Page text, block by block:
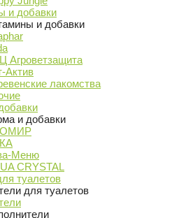
и добавки
и добавки
Агроветзащита
Актив
лакомства
и добавки
Меню
CRYSTAL
туалетов
для туалетов